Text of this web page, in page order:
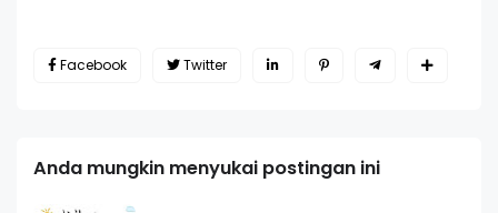
Facebook Twitter
Anda mungkin menyukai postingan ini